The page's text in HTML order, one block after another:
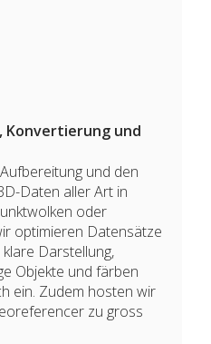
Konvertierung und
und den
Daten aller Art in
oder
optimieren Datensätze
Darstellung,
Objekte und färben
ein. Zudem hosten wir
zu gross